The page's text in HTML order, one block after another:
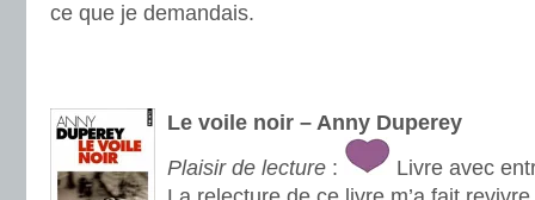
ce que je demandais.
Le voile noir – Anny Duperey
Plaisir de lecture :
Livre avec